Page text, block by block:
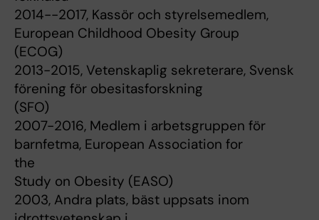
2014--2017, Kassör och styrelsemedlem,
European Childhood Obesity Group
(ECOG)
2013-2015, Vetenskaplig sekreterare, Svensk
förening för obesitasforskning
(SFO)
2007-2016, Medlem i arbetsgruppen för
barnfetma, European Association for
the
Study on Obesity (EASO)
2003, Andra plats, bäst uppsats inom